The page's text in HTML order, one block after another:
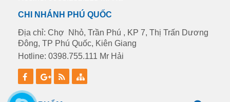
CHI NHÁNH PHÚ QUỐC
Địa chỉ: Chợ Nhỏ, Trần Phú , KP 7, Thị Trấn Dương
Đông, TP Phú Quốc, Kiên Giang
Hotline: 0398.755.111 Mr Hải